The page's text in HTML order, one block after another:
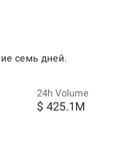
семь дней.
24h Volume
$ 425.1M